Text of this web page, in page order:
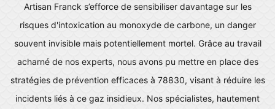
Artisan Franck s’efforce de sensibiliser davantage sur les
risques d'intoxication au monoxyde de carbone, un danger
souvent invisible mais potentiellement mortel. Grâce au travail
acharné de nos experts, nous avons pu mettre en place des
stratégies de prévention efficaces à 78830, visant à réduire les
incidents liés à ce gaz insidieux. Nos spécialistes, hautement